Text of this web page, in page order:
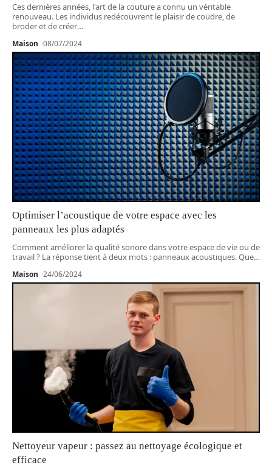
Ces dernières années, l'art de la couture a connu un véritable
renouveau. Les individus redécouvrent le plaisir de coudre, de
broder et de créer…
Maison 08/07/2024
Optimiser l’acoustique de votre espace avec les
panneaux les plus adaptés
Comment améliorer la qualité sonore dans votre espace de vie ou de
travail ? La réponse tient à deux mots : panneaux acoustiques. Que…
Maison 24/06/2024
Nettoyeur vapeur : passez au nettoyage écologique et
efficace